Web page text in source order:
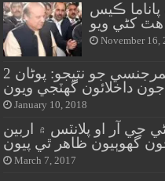
پاناما ڪيس
کڻي ويو
November 16,
سنڌ سرڪار جي تعليمي ايمرجنسي جو نتيجو: پوڻان 2
داخلائون گهٽجي ويون
January 10, 2018
آر او پلانٽس ۾ اربين
گهوٻيون ظاهر ٿي پيون
March 7, 2017